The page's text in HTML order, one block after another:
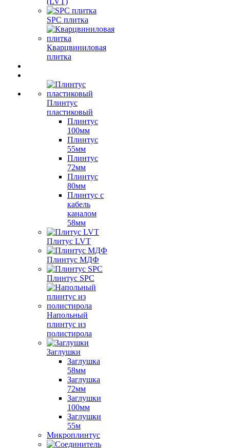
SPC плитка
Кварцвиниловая
плитка
Плинтус
пластиковый
Плинтус
100мм
Плинтус
55мм
Плинтус
72мм
Плинтус
80мм
Плинтус с
кабель
каналом
58мм
Плитус LVT
Плинтус МДФ
Плинтус SPC
Напольный
плинтус из
полистирола
Заглушки
Заглушка
58мм
Заглушка
72мм
Заглушки
100мм
Заглушки
55м
Микроплинтус